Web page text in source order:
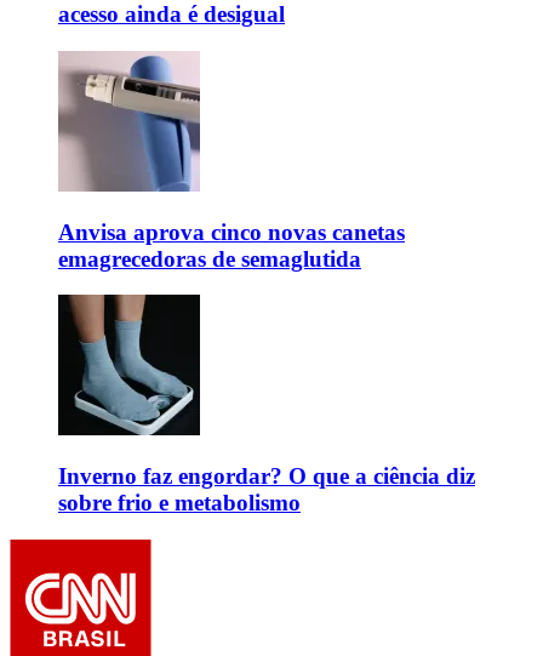
acesso ainda é desigual
Anvisa aprova cinco novas canetas
emagrecedoras de semaglutida
Inverno faz engordar? O que a ciência diz
sobre frio e metabolismo